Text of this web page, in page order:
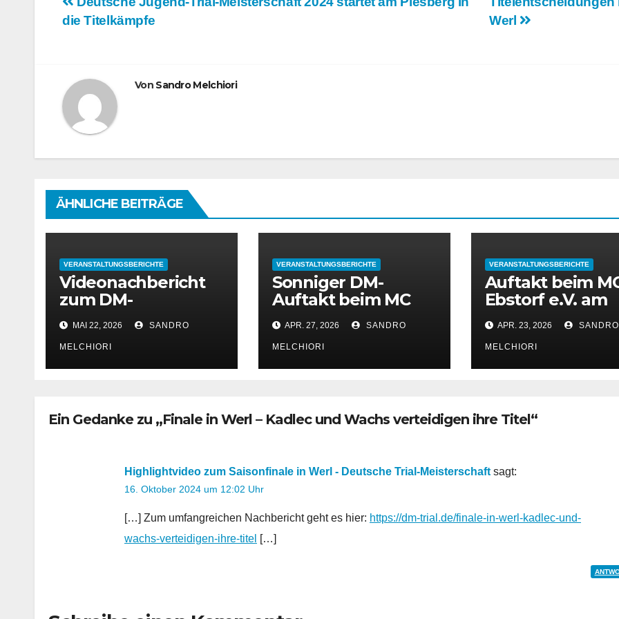
Beitragsnavigation
Werl
die Titelkämpfe
Von Sandro Melchiori
ÄHNLICHE BEITRÄGE
VERANSTALTUNGSBERICHTE
Videonachbericht
zum DM-
Saisonauftakt
MAI 22, 2026 SANDRO
MELCHIORI
VERANSTALTUNGSBERICHTE
Sonniger DM-
Auftakt beim MC
Ebstorf e.V.
APR. 27, 2026 SANDRO
MELCHIORI
VERANSTALTUNGSBERICHTE
Auftakt beim
Ebstorf e.V. am
kommenden
Wochenende
APR. 23, 2026 SANDRO
MELCHIORI
Ein Gedanke zu „Finale in Werl – Kadlec und Wachs verteidigen ihre Titel“
Highlightvideo zum Saisonfinale in Werl - Deutsche Trial-Meisterschaft sagt:
16. Oktober 2024 um 12:02 Uhr
[…] Zum umfangreichen Nachbericht geht es hier: https://dm-trial.de/finale-in-werl-kadlec-und-
wachs-verteidigen-ihre-titel […]